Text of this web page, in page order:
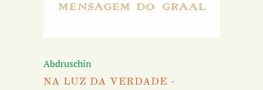
Abdruschin
NA LUZ DA VERDADE -